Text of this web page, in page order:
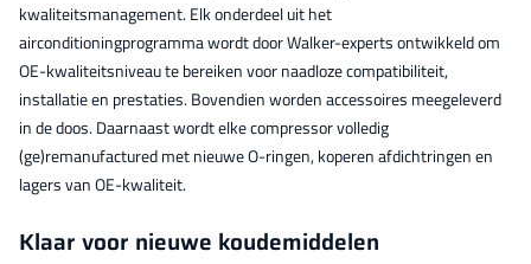
kwaliteitsmanagement. Elk onderdeel uit het
airconditioningprogramma wordt door Walker-experts ontwikkeld om
OE-kwaliteitsniveau te bereiken voor naadloze compatibiliteit,
installatie en prestaties. Bovendien worden accessoires meegeleverd
in de doos. Daarnaast wordt elke compressor volledig
(ge)remanufactured met nieuwe O-ringen, koperen afdichtringen en
lagers van OE-kwaliteit.
Klaar voor nieuwe koudemiddelen